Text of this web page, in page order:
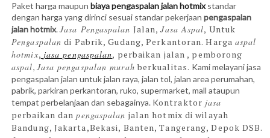
Paket harga maupun biaya pengaspalan jalan hotmixstandar
dengan harga yang dirinci sesuai standar pekerjaan pengaspalan
jalan hotmix.Jasa Pengaspalan Jalan,Jasa Aspal, Untuk
Pengaspalan di Pabrik, Gudang, Perkantoran.Hargaaspal
hotmix, jasa pengaspalan, perbaikan jalan , pemborong
aspal, Jasa pengaspalan murah berkualitas. Kami melayani jasa
pengaspalan jalan untuk jalan raya, jalan tol, jalan area perumahan,
pabrik, parkiran perkantoran, ruko, supermarket, mall ataupun
tempat perbelanjaan dan sebagainya. Kontraktor jasa
perbaikan danpengaspalan jalan hotmix di wilayah
Bandung, Jakarta,Bekasi, Banten, Tangerang, Depok DSB.